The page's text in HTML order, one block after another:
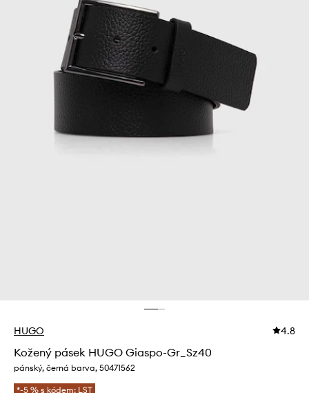
HUGO 4.8
Kožený pásek HUGO Giaspo-Gr_Sz40
pánský, černá barva, 50471562
*-5 % s kódem: LST